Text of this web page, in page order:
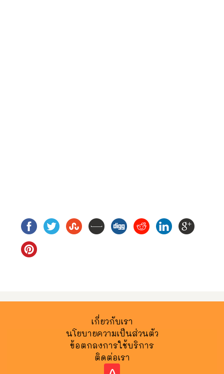
เกี่ยวกับเรา
นโยบายความเป็นส่วนตัว
ข้อตกลงการใช้บริการ
ติดต่อเรา